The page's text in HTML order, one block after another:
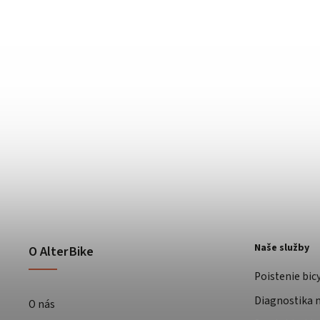
O AlterBike
O nás
Naše služby
Poistenie
Diagnostika